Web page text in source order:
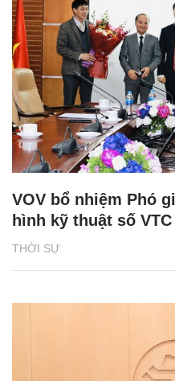
THỜI SỰ
VOV bổ nhiệm Phó
hình kỹ thuật số VTC